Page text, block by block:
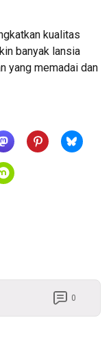
kualitas
banyak lansia
yang memadai dan
0